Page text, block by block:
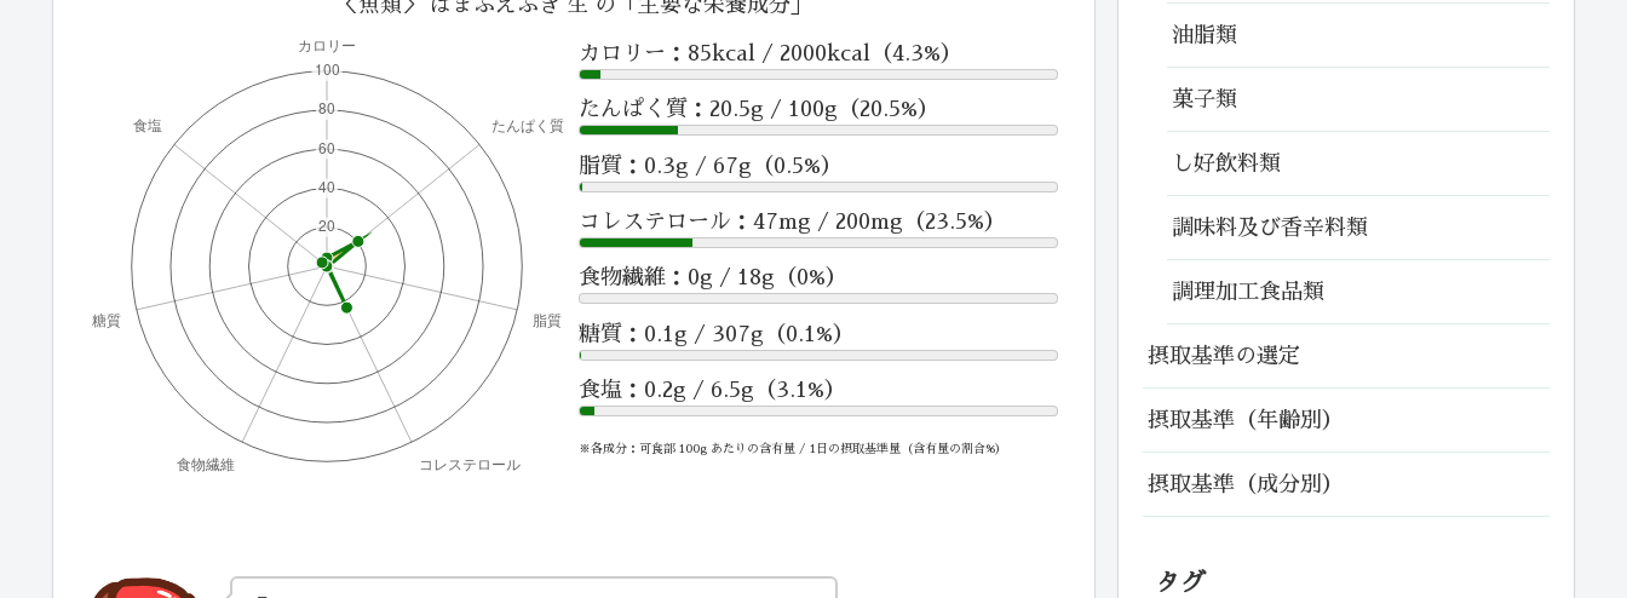
＜魚類＞ はまふえふき 生 の「主要な栄養成分」
カロリー：85kcal / 2000kcal（4.3%）
たんぱく質：20.5g / 100g（20.5%）
脂質：0.3g / 67g（0.5%）
コレステロール：47mg / 200mg（23.5%）
食物繊維：0g / 18g（0%）
糖質：0.1g / 307g（0.1%）
食塩：0.2g / 6.5g（3.1%）
※各成分：可食部 100g あたりの含有量 / 1日の摂取基準量（含有量の割合%）
油脂類
菓子類
し好飲料類
調味料及び香辛料類
調理加工食品類
摂取基準の選定
摂取基準（年齢別）
摂取基準（成分別）
タグ